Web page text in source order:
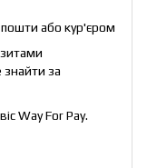
пошти або кур'єром
за
Way For Pay.